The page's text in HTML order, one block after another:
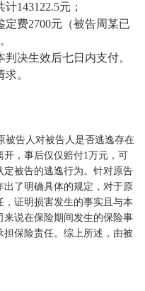
143122.5元；
费2700元（被告周某已
决生效后七日内支付。
。
被告人对被告人是否逃逸存在
，事后仅仅赔付1万元，可
定被告的逃逸行为。针对原告
了明确具体的规定，对于原
证明损害发生的事实且与本
说在保险期间发生的保险事
保险责任。综上所述，由被